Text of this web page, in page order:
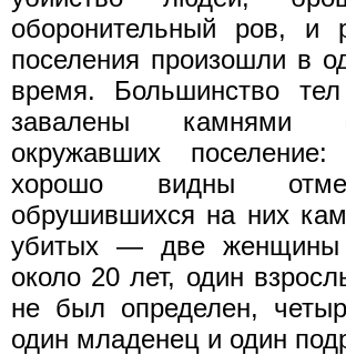
оборонительный ров, и
поселения произошли в
время. Большинство тел
завалены камнями
окружавших
хорошо видны
обрушившихся на них
убитых — две женщины
около 20 лет, один
не был определен,
один младенец и один